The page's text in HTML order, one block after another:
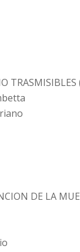
TRASMISIBLES
DE LA